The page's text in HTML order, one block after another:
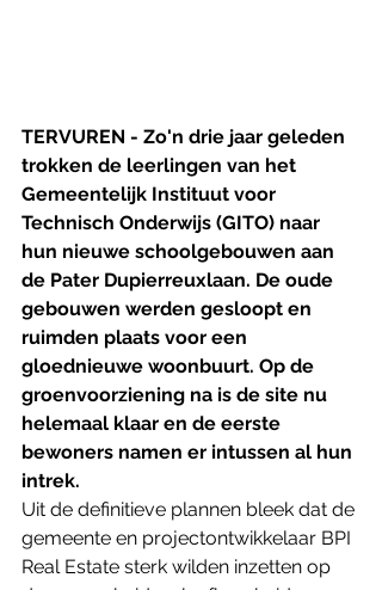
TERVUREN - Zo'n drie jaar geleden
trokken de leerlingen van het
Gemeentelijk Instituut voor
Technisch Onderwijs (GITO) naar
hun nieuwe schoolgebouwen aan
de Pater Dupierreuxlaan. De oude
gebouwen werden gesloopt en
ruimden plaats voor een
gloednieuwe woonbuurt. Op de
groenvoorziening na is de site nu
helemaal klaar en de eerste
bewoners namen er intussen al hun
intrek.
Uit de definitieve plannen bleek dat de
gemeente en projectontwikkelaar BPI
Real Estate sterk wilden inzetten op